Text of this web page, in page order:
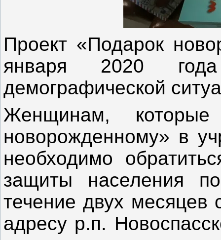
Проект «Подарок
января 2020
демографической
Женщинам,
новорожденному» в
необходимо
защиты населения
течение двух месяцев
адресу р.п.